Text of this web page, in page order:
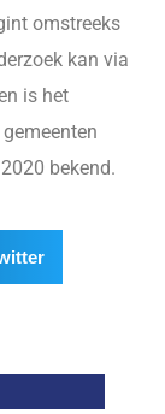
omstreeks
kan via
is het
bekend.